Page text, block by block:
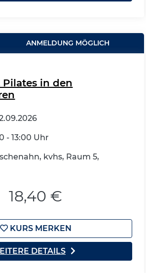
ANMELDUNG MÖGLICH
in den
- 13:00 Uhr
kvhs, Raum 5,
18,40 €
KURS MERKEN
DETAILS